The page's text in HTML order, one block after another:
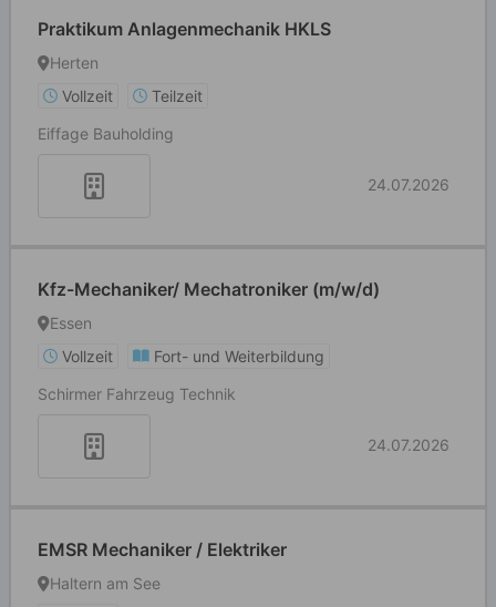
Praktikum Anlagenmechanik HKLS
Herten
Vollzeit
Teilzeit
Eiffage Bauholding
24.07.2026
Kfz-Mechaniker/ Mechatroniker (m/w/d)
Essen
Vollzeit
Fort- und Weiterbildung
Schirmer Fahrzeug Technik
24.07.2026
EMSR Mechaniker / Elektriker
Haltern am See